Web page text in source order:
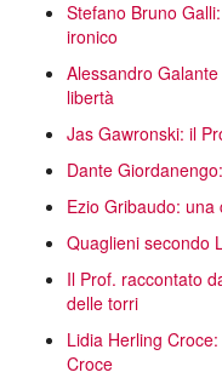
Stefano Bruno
ironico
Alessandro
libertà
Jas Gawronski: il
Dante
Ezio Gribaudo:
Quaglieni secondo
Il Prof. raccontato
delle torri
Lidia Herling
Croce